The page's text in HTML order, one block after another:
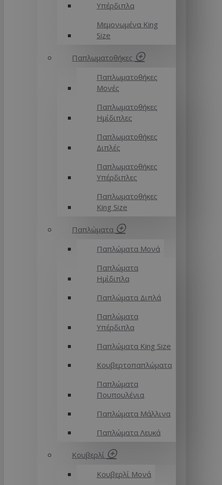
Υπέρδιπλα
Μεμονωμένα King
Size
Παπλωματοθήκες
Παπλωματοθήκες
Μονές
Παπλωματοθήκες
Ημίδιπλες
Παπλωματοθήκες
Διπλές
Παπλωματοθήκες
Υπέρδιπλες
Παπλωματοθήκες
King Size
Παπλώματα
Παπλώματα Μονά
Παπλώματα
Ημίδιπλα
Παπλώματα Διπλά
Παπλώματα
Υπέρδιπλα
Παπλώματα King Size
Κουβερτοπαπλώματα
Παπλώματα
Πουπουλένια
Παπλώματα Μάλλινα
Παπλώματα Λευκά
Κουβερλί
Κουβερλί Μονά